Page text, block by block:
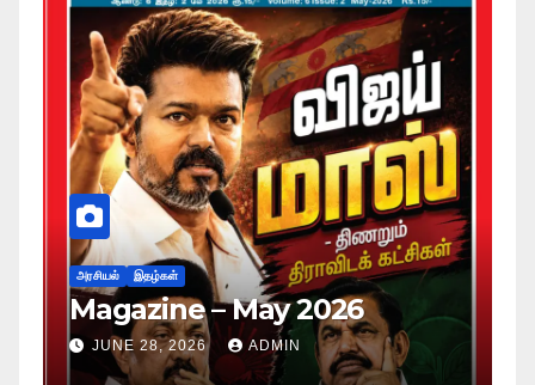
அரசியல் இதழ்கள்
Magazine – May 2026
JUNE 28, 2026 ADMIN